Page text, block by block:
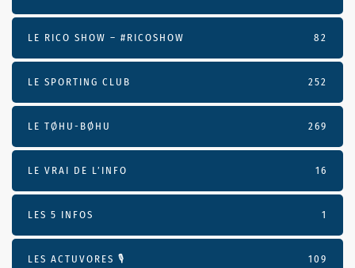
LE RICO SHOW – #RICOSHOW 82
LE SPORTING CLUB 252
LE TØHU-BØHU 269
LE VRAI DE L’INFO 16
LES 5 INFOS 1
LES ACTUVORES 🎙 109